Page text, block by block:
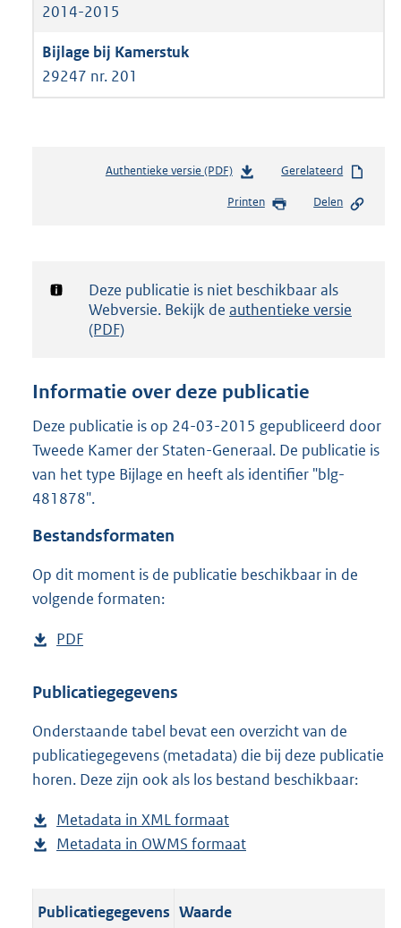
2014-2015
29247 nr. 201
Authentieke versie (PDF)b
s
d
g
t
e
:
8
Gerelateerd
Printen Delen
Notificatie:
Deze publicatie is niet beschikbaar als
Webversie. Bekijk de authentieke versie
(PDF)
Informatie over deze publicatie
Deze publicatie is op 24-03-2015 gepubliceerd door
Tweede Kamer der Staten-Generaal. De publicatie is
van het type Bijlage en heeft als identifier "blg-
481878".
Bestandsformaten
Op dit moment is de publicatie beschikbaar in de
volgende formaten:
D
w
l
o
a
p
u
l
PDF
s
a
n
d
g
r
o
Publicatiegegevens
Onderstaande tabel bevat een overzicht van de
publicatiegegevens (metadata) die bij deze publicatie
horen. Deze zijn ook als los bestand beschikbaar:
Metadata in XML formaat
e
a
Metadata in OWMS formaat
Publicatiegegevens Waarde